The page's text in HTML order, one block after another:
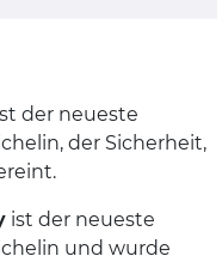
der neueste
der Sicherheit,
ist der neueste
und wurde